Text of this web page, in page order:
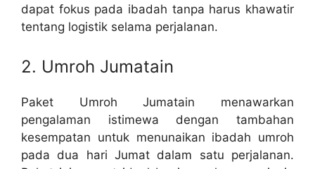
dapat fokus pada ibadah tanpa harus khawatir
tentang logistik selama perjalanan.
2. Umroh Jumatain
Paket Umroh Jumatain menawarkan
pengalaman istimewa dengan tambahan
kesempatan untuk menunaikan ibadah umroh
pada dua hari Jumat dalam satu perjalanan.